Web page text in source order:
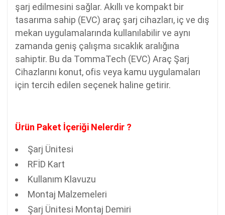
şarj edilmesini sağlar. Akıllı ve kompakt bir
tasarıma sahip (EVC) araç şarj cihazları, iç ve dış
mekan uygulamalarında kullanılabilir ve aynı
zamanda geniş çalışma sıcaklık aralığına
sahiptir. Bu da TommaTech (EVC) Araç Şarj
Cihazlarını konut, ofis veya kamu uygulamaları
için tercih edilen seçenek haline getirir.
Ürün Paket İçeriği Nelerdir ?
Şarj Ünitesi
RFİD Kart
Kullanım Klavuzu
Montaj Malzemeleri
Şarj Ünitesi Montaj Demiri